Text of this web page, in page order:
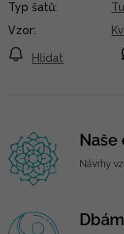
Hlídat
Typ šatů:
Vzor:
Naše
Návrhy